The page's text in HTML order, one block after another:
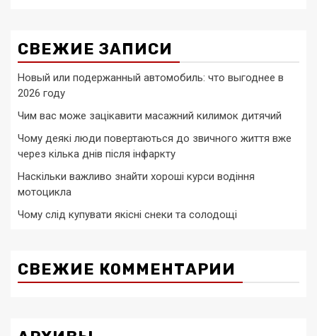
СВЕЖИЕ ЗАПИСИ
Новый или подержанный автомобиль: что выгоднее в
2026 году
Чим вас може зацікавити масажний килимок дитячий
Чому деякі люди повертаються до звичного життя вже
через кілька днів після інфаркту
Наскільки важливо знайти хороші курси водіння
мотоцикла
Чому слід купувати якісні снеки та солодощі
СВЕЖИЕ КОММЕНТАРИИ